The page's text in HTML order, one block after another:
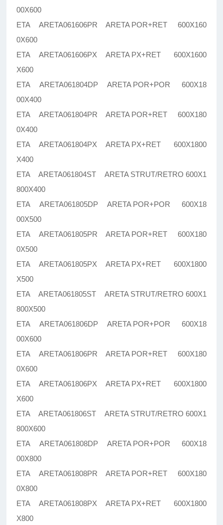
00X600
ETA ARETA061606PR ARETA POR+RET 600X160
0X600
ETA ARETA061606PX ARETA PX+RET 600X1600
X600
ETA ARETA061804DP ARETA POR+POR 600X18
00X400
ETA ARETA061804PR ARETA POR+RET 600X180
0X400
ETA ARETA061804PX ARETA PX+RET 600X1800
X400
ETA ARETA061804ST ARETA STRUT/RETRO 600X1
800X400
ETA ARETA061805DP ARETA POR+POR 600X18
00X500
ETA ARETA061805PR ARETA POR+RET 600X180
0X500
ETA ARETA061805PX ARETA PX+RET 600X1800
X500
ETA ARETA061805ST ARETA STRUT/RETRO 600X1
800X500
ETA ARETA061806DP ARETA POR+POR 600X18
00X600
ETA ARETA061806PR ARETA POR+RET 600X180
0X600
ETA ARETA061806PX ARETA PX+RET 600X1800
X600
ETA ARETA061806ST ARETA STRUT/RETRO 600X1
800X600
ETA ARETA061808DP ARETA POR+POR 600X18
00X800
ETA ARETA061808PR ARETA POR+RET 600X180
0X800
ETA ARETA061808PX ARETA PX+RET 600X1800
X800